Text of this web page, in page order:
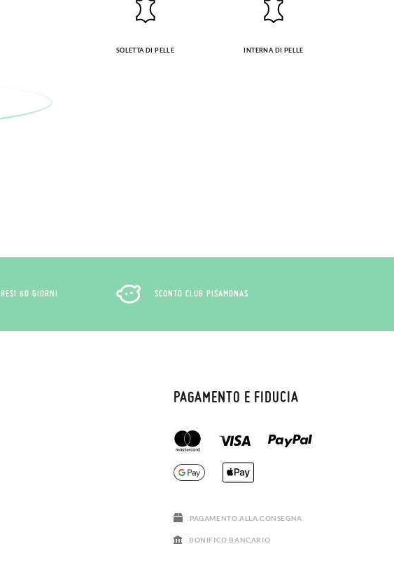
SOLETTA DI PELLE INTERNA DI PELLE
RESI 60 GIORNI SCONTO CLUB PISAMONAS
PAGAMENTO E FIDUCIA
PAGAMENTO ALLA CONSEGNA
BONIFICO BANCARIO